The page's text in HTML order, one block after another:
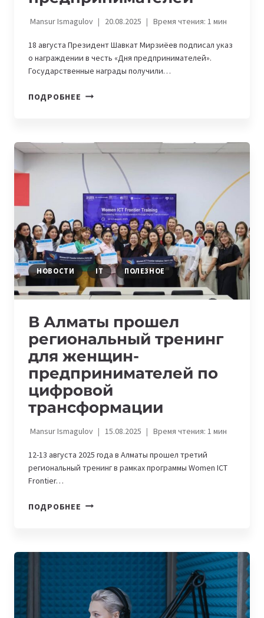
Mansur Ismagulov 20.08.2025 Время чтения: 1мин
18 августа Президент Шавкат Мирзиёев подписал указ
о награждении в честь «Дня предпринимателей».
Государственные награды получили…
ПОДРОБНЕЕ ПРЕЗИДЕНТ
ПРЕДПРИНИМАТЕЛЕЙ
НОВОСТИ IT ПОЛЕЗНОЕ
В Алматы прошел
региональный тренинг
для женщин-
предпринимателей по
цифровой
трансформации
Mansur Ismagulov 15.08.2025 Время чтения: 1мин
12-13 августа 2025 года в Алматы прошел третий
региональный тренинг в рамках программы Women ICT
Frontier…
ПОДРОБНЕЕ В
ЖЕНЩИН-
ПРЕДПРИНИМАТЕЛЕЙ
ПО